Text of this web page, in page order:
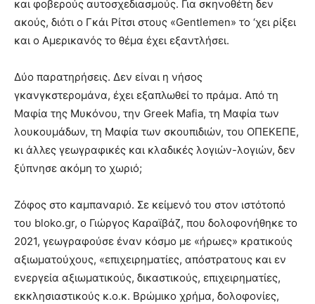
και φοβερούς αυτοσχεδιασμούς. Για σκηνοθέτη δεν
ακούς, διότι ο Γκάι Ρίτσι στους «Gentlemen» το ‘χει ρίξει
και ο Αμερικανός το θέμα έχει εξαντλήσει.
Δύο παρατηρήσεις. Δεν είναι η νήσος
γκανγκστερομάνα, έχει εξαπλωθεί το πράμα. Από τη
Μαφία της Μυκόνου, την Greek Mafia, τη Μαφία των
λουκουμάδων, τη Μαφία των σκουπιδιών, του ΟΠΕΚΕΠΕ,
κι άλλες γεωγραφικές και κλαδικές λογιών-λογιών, δεν
ξύπνησε ακόμη το χωριό;
Ζόφος στο καμπαναριό. Σε κείμενό του στον ιστότοπό
του bloko.gr, ο Γιώργος Καραϊβάζ, που δολοφονήθηκε το
2021, γεωγραφούσε έναν κόσμο με «ήρωες» κρατικούς
αξιωματούχους, «επιχειρηματίες, απόστρατους και εν
ενεργεία αξιωματικούς, δικαστικούς, επιχειρηματίες,
εκκλησιαστικoύς κ.ο.κ. Βρώμικο χρήμα, δολοφονίες,